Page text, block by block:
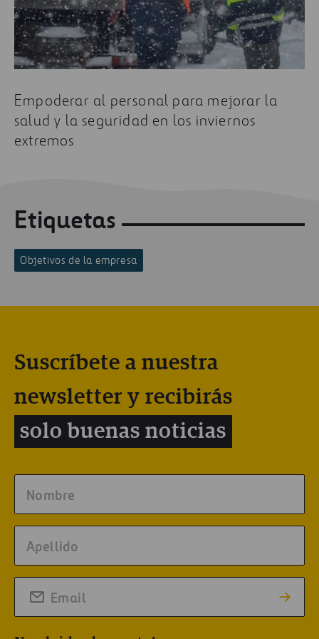
Empoderar al personal para mejorar la
salud y la seguridad en los inviernos
extremos
Etiquetas
Objetivos de la empresa
Suscríbete a nuestra
newsletter y recibirás
solo buenas noticias